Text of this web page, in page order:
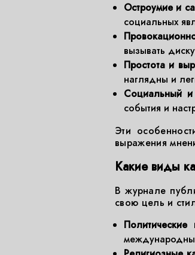
Остроумие и
социальных
вызывать
Простота и
наглядны и
Социальный и
события и
Эти
выражения
Какие виды
В журнале
свою цель и
Политические